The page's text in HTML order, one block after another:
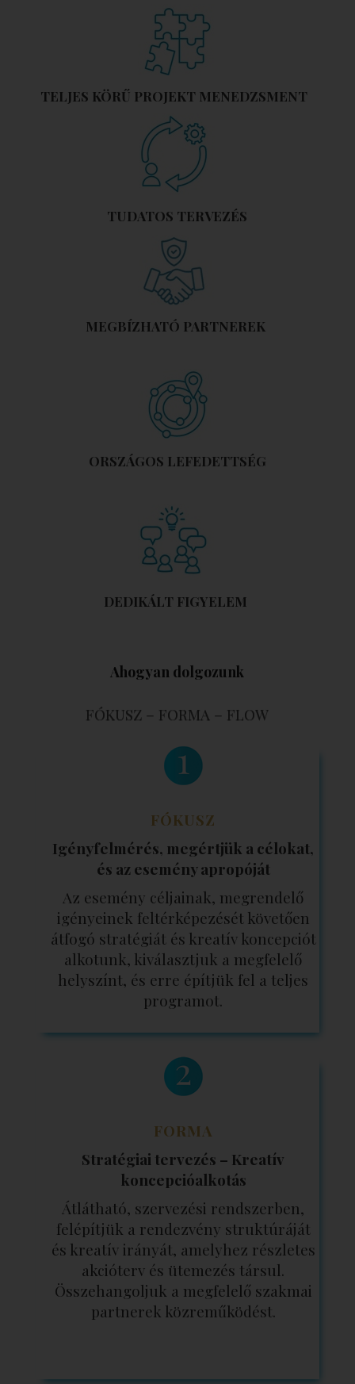
TELJES KÖRŰ PROJEKT MENEDZSMENT
TUDATOS TERVEZÉS
MEGBÍZHATÓ PARTNEREK
ORSZÁGOS LEFEDETTSÉG
DEDIKÁLT FIGYELEM
Ahogyan dolgozunk
FÓKUSZ – FORMA – FLOW
FÓKUSZ
Igényfelmérés, megértjük a célokat,
és az esemény apropóját
Az esemény céljainak, megrendelő
igényeinek feltérképezését követően
átfogó stratégiát és kreatív koncepciót
alkotunk, kiválasztjuk a megfelelő
helyszínt, és erre építjük fel a teljes
programot.
FORMA
Stratégiai tervezés – Kreatív
koncepcióalkotás
Átlátható, szervezési rendszerben,
felépítjük a rendezvény struktúráját
és kreatív irányát, amelyhez részletes
akcióterv és ütemezés társul.
Összehangoljuk a megfelelő szakmai
partnerek közreműködést.